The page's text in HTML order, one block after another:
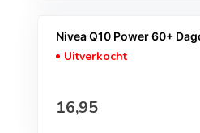
Nivea Q10 Power 60+
Uitverkocht
Normale prijs
16,95